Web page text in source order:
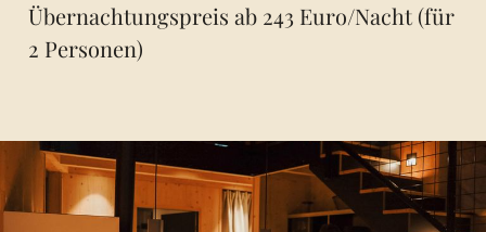
Übernachtungspreis ab 243 Euro/Nacht (für
2 Personen)